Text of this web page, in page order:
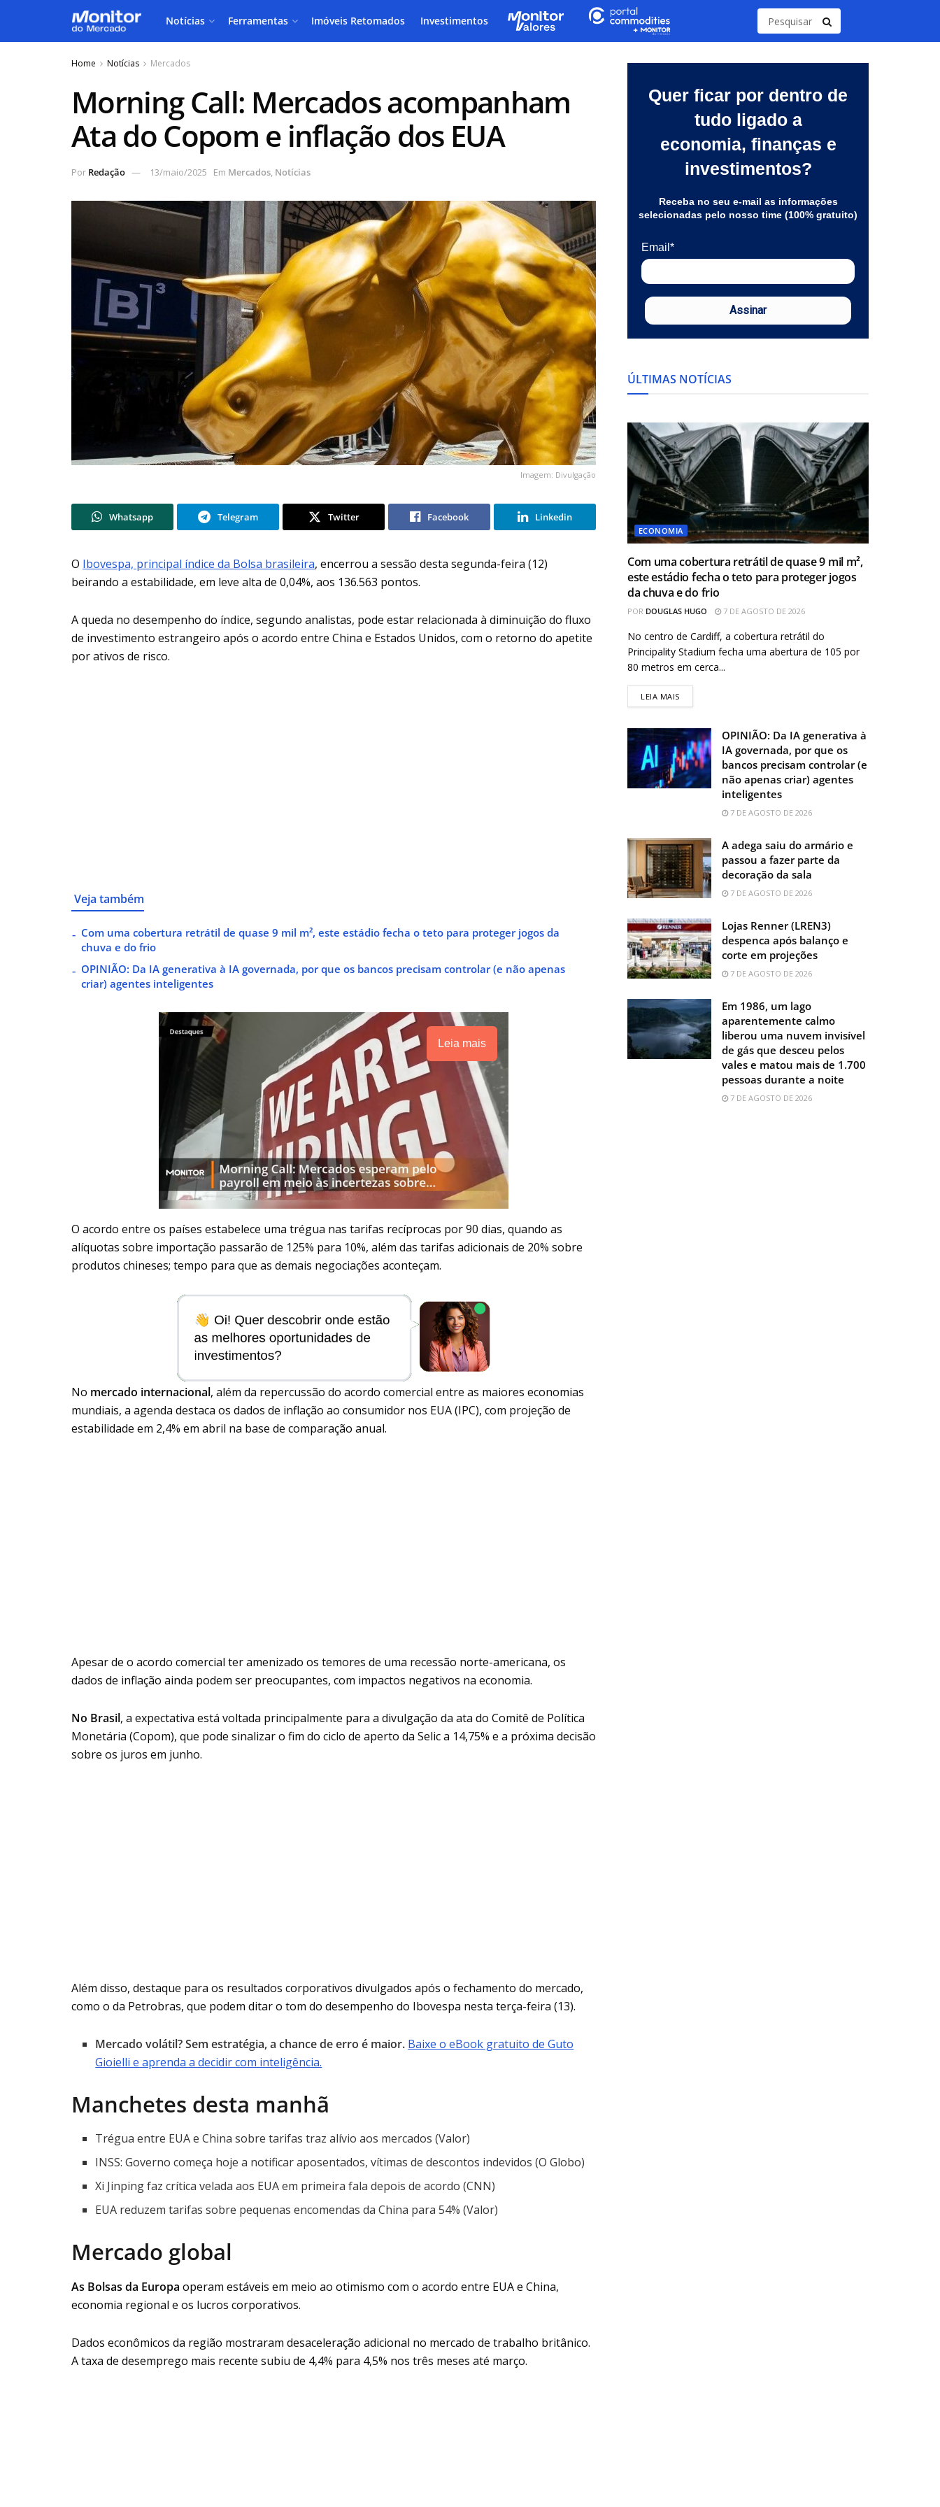
Notícias Ferramentas Imóveis Retomados Investimentos
Home Notícias Mercados
Morning Call: Mercados acompanham
Ata do Copom e inflação dos EUA
Por Redação 13/maio/2025 Em Mercados, Notícias
Imagem: Divulgação
Whatsapp Telegram Twitter Facebook Linkedin
O Ibovespa, principal índice da Bolsa brasileira, encerrou a sessão desta segunda-feira (12)
beirando a estabilidade, em leve alta de 0,04%, aos 136.563 pontos.
A queda no desempenho do índice, segundo analistas, pode estar relacionada à diminuição do fluxo
de investimento estrangeiro após o acordo entre China e Estados Unidos, com o retorno do apetite
por ativos de risco.
Veja também
Com uma cobertura retrátil de quase 9 mil m², este estádio fecha o teto para proteger jogos da
chuva e do frio
OPINIÃO: Da IA generativa à IA governada, por que os bancos precisam controlar (e não apenas
criar) agentes inteligentes
Leia mais
O acordo entre os países estabelece uma trégua nas tarifas recíprocas por 90 dias, quando as
alíquotas sobre importação passarão de 125% para 10%, além das tarifas adicionais de 20% sobre
produtos chineses; tempo para que as demais negociações aconteçam.
No mercado internacional, além da repercussão do acordo comercial entre as maiores economias
mundiais, a agenda destaca os dados de inflação ao consumidor nos EUA (IPC), com projeção de
estabilidade em 2,4% em abril na base de comparação anual.
Apesar de o acordo comercial ter amenizado os temores de uma recessão norte-americana, os
dados de inflação ainda podem ser preocupantes, com impactos negativos na economia.
No Brasil, a expectativa está voltada principalmente para a divulgação da ata do Comitê de Política
Monetária (Copom), que pode sinalizar o fim do ciclo de aperto da Selic a 14,75% e a próxima decisão
sobre os juros em junho.
Além disso, destaque para os resultados corporativos divulgados após o fechamento do mercado,
como o da Petrobras, que podem ditar o tom do desempenho do Ibovespa nesta terça-feira (13).
Mercado volátil? Sem estratégia, a chance de erro é maior. Baixe o eBook gratuito de Guto
Gioielli e aprenda a decidir com inteligência.
Manchetes desta manhã
Trégua entre EUA e China sobre tarifas traz alívio aos mercados (Valor)
INSS: Governo começa hoje a notificar aposentados, vítimas de descontos indevidos (O Globo)
Xi Jinping faz crítica velada aos EUA em primeira fala depois de acordo (CNN)
EUA reduzem tarifas sobre pequenas encomendas da China para 54% (Valor)
Mercado global
As Bolsas da Europa operam estáveis em meio ao otimismo com o acordo entre EUA e China,
economia regional e os lucros corporativos.
Dados econômicos da região mostraram desaceleração adicional no mercado de trabalho britânico.
A taxa de desemprego mais recente subiu de 4,4% para 4,5% nos três meses até março.
Quer ficar por dentro de
tudo ligado a
economia, finanças e
investimentos?
Receba no seu e-mail as informações
selecionadas pelo nosso time (100% gratuito)
Email*
Assinar
ÚLTIMAS NOTÍCIAS
ECONOMIA
Com uma cobertura retrátil de quase 9 mil m²,
este estádio fecha o teto para proteger jogos
da chuva e do frio
POR DOUGLAS HUGO 7 DE AGOSTO DE 2026
No centro de Cardiff, a cobertura retrátil do
Principality Stadium fecha uma abertura de 105 por
80 metros em cerca...
LEIA MAIS
OPINIÃO: Da IA generativa à
IA governada, por que os
bancos precisam controlar (e
não apenas criar) agentes
inteligentes
7 DE AGOSTO DE 2026
A adega saiu do armário e
passou a fazer parte da
decoração da sala
7 DE AGOSTO DE 2026
Lojas Renner (LREN3)
despenca após balanço e
corte em projeções
7 DE AGOSTO DE 2026
Em 1986, um lago
aparentemente calmo
liberou uma nuvem invisível
de gás que desceu pelos
vales e matou mais de 1.700
pessoas durante a noite
7 DE AGOSTO DE 2026